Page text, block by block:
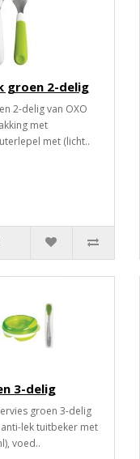
groen 2-delig
2-delig van OXO
met
met (licht..
3-delig
groen 3-delig
lek tuitbeker met
voed..